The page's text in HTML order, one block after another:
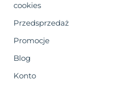
cookies
Przedsprzedaż
Promocje
Blog
Konto